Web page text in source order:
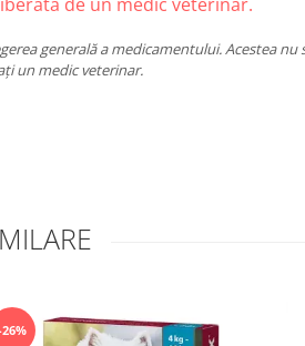
generală a medicamentului. Acestea
un medic veterinar.